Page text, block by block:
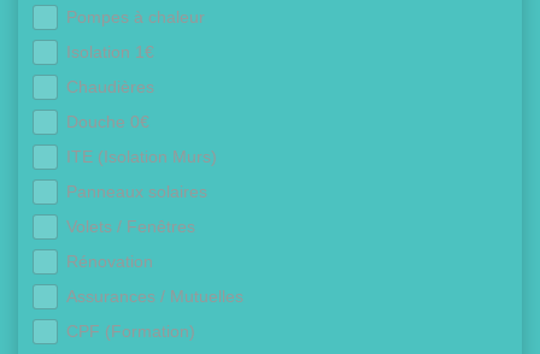
Pompes à chaleur
Isolation 1€
Chaudières
Douche 0€
ITE (Isolation Murs)
Panneaux solaires
Volets / Fenêtres
Rénovation
Assurances / Mutuelles
CPF (Formation)